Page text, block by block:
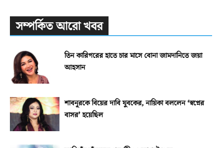
সম্পর্কিত আরো খবর
তিন কারিগরের হাতে চার মাসে বোনা জামদানিতে জয়া
আহসান
শাবনূরকে বিয়ের দাবি যুবকের, নায়িকা বললেন ‘স্বপ্নের
বাসর’ হয়েছিল